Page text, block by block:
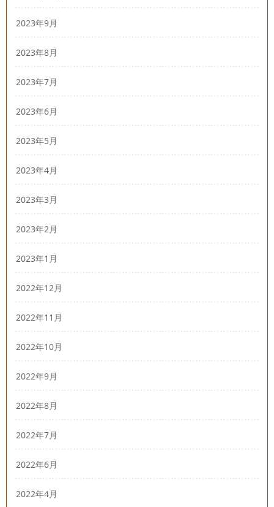
2023年9月
2023年8月
2023年7月
2023年6月
2023年5月
2023年4月
2023年3月
2023年2月
2023年1月
2022年12月
2022年11月
2022年10月
2022年9月
2022年8月
2022年7月
2022年6月
2022年4月